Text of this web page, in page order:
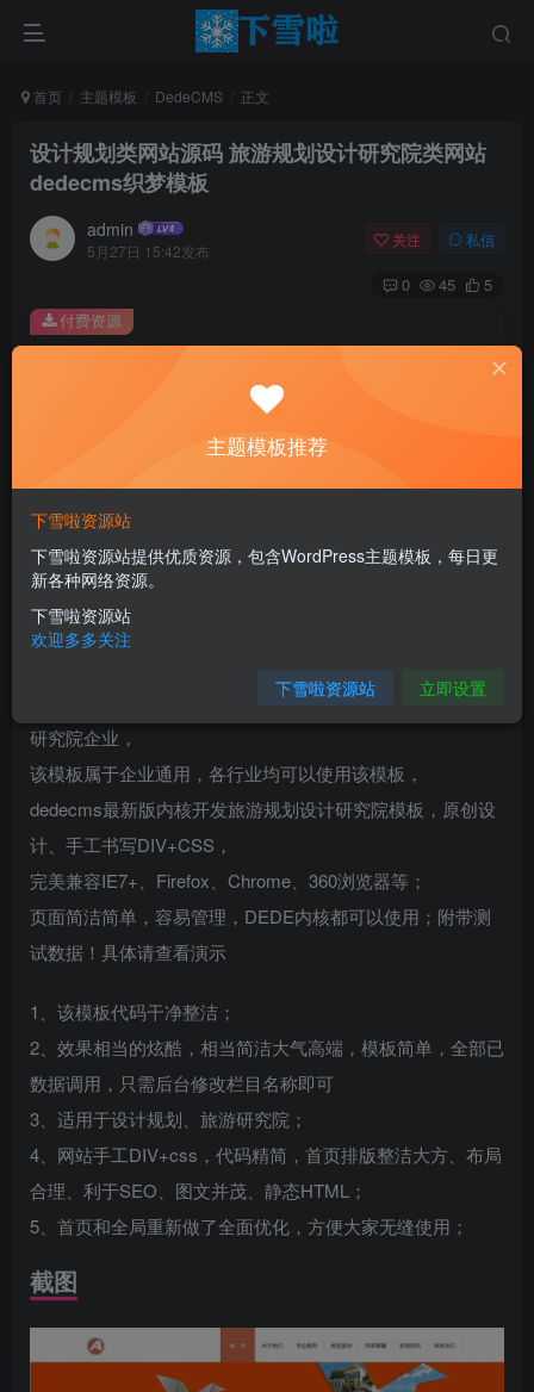
首页 主题模板 DedeCMS 正文
设计规划类网站源码 旅游规划设计研究院类网站
dedecms织梦模板
admin
5月27日 15:42发布
关注 私信
0 45 5
此内容为付费资源，请付费后查看
￥0.01
您当前未登录！建议登陆后购买，可保存购买订单
付费资源
介绍
织梦最新内核开发的模板，该模板属于旅游规划行业，设计
研究院企业，
该模板属于企业通用，各行业均可以使用该模板，
dedecms最新版内核开发旅游规划设计研究院模板，原创设
计、手工书写DIV+CSS，
完美兼容IE7+、Firefox、Chrome、360浏览器等；
页面简洁简单，容易管理，DEDE内核都可以使用；附带测
试数据！具体请查看演示
1、该模板代码干净整洁；
2、效果相当的炫酷，相当简洁大气高端，模板简单，全部已
数据调用，只需后台修改栏目名称即可
3、适用于设计规划、旅游研究院；
4、网站手工DIV+css，代码精简，首页排版整洁大方、布局
合理、利于SEO、图文并茂、静态HTML；
5、首页和全局重新做了全面优化，方便大家无缝使用；
截图
主题模板推荐
下雪啦资源站
下雪啦资源站提供优质资源，包含WordPress主题模板，每日更
新各种网络资源。
下雪啦资源站
欢迎多多关注
下雪啦资源站 立即设置